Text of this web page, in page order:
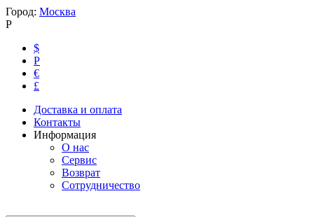
Город: Москва
Р
$
Р
€
£
Доставка и оплата
Контакты
Информация
О нас
Сервис
Возврат
Сотрудничество